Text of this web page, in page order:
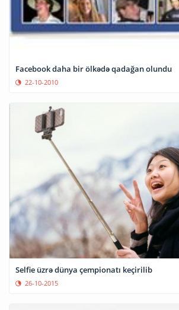
Facebook daha bir ölkədə qadağan olundu
22-10-2010
Selfie üzrə dünya çempionatı keçirilib
26-10-2015